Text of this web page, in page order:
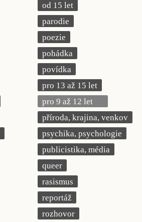
od 15 let
parodie
poezie
pohádka
povídka
pro 13 až 15 let
pro 9 až 12 let
příroda, krajina, venkov
psychika, psychologie
publicistika, média
queer
rasismus
reportáž
rozhovor